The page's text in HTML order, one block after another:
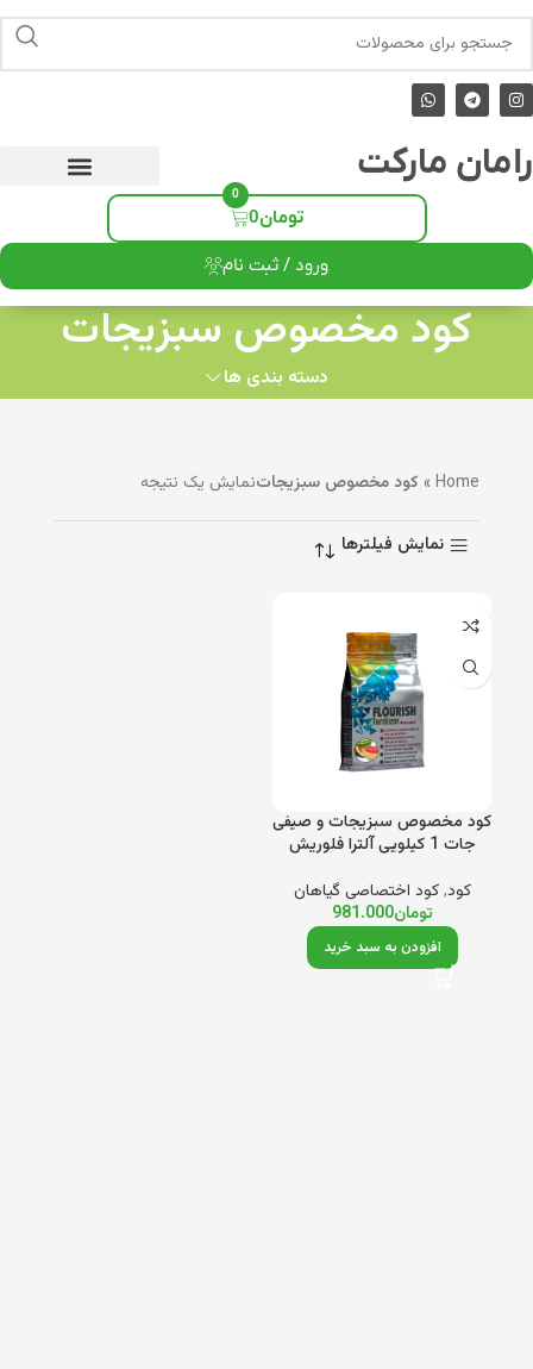
رامان مارکت
تومان0
0
ورود / ثبت نام
کود مخصوص سبزیجات
دسته بندی ها
Home
» کود مخصوص سبزیجاتنمایش یک نتیجه
نمایش فیلترها
کود مخصوص سبزیجات و صیفی
جات 1 کیلویی آلترا فلوریش
کود,کود اختصاصی گیاهان
تومان981.000
افزودن به سبد خرید